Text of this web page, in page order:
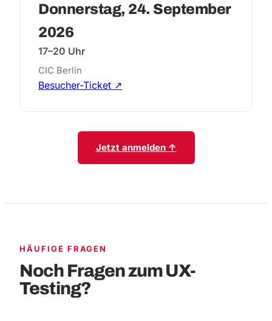
Donnerstag, 24. September
2026
17–20 Uhr
CIC Berlin
Besucher-Ticket ↗
Jetzt anmelden ↑
HÄUFIGE FRAGEN
Noch Fragen zum UX-
Testing?